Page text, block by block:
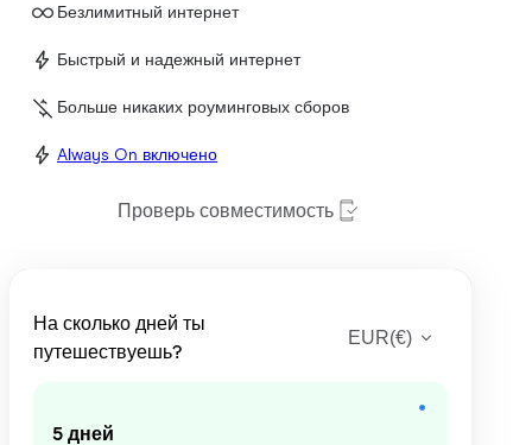
Безлимитный интернет
Быстрый и надежный интернет
Больше никаких роуминговых сборов
Always On включено
Проверь совместимость
На сколько дней ты
путешествуешь?
EUR(€)
5 дней